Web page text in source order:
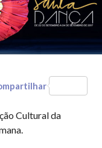
Cultural da